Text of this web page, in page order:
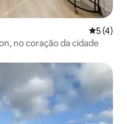
5 de
5 (4)
no coração da cidade